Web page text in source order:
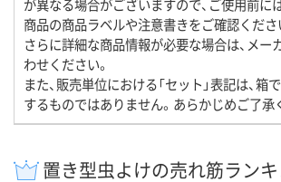
が異なる場合がございますので、ご使用前に
商品の商品ラベルや注意書きをご確認くださ
さらに詳細な商品情報が必要な場合は、メー
わせください。
また、販売単位における「セット」表記は、箱
するものではありません。あらかじめご了承
置き型虫よけの売れ筋ラン